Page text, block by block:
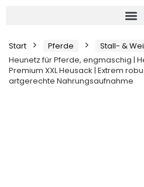
Start Pferde Stall- &
Heunetz für Pferde, engmaschig |
Premium XXL Heusack | Extrem
artgerechte Nahrungsaufnahme